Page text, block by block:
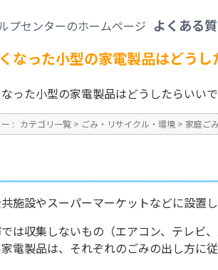
よくある
なった小型の家電製品はどう
った小型の家電製品はどうしたらいい
: カテゴリ一覧 > ごみ・リサイクル・環境 > 家庭ご
施設やスーパーマーケットなどに設置
は収集しないもの（エアコン、テレビ
電製品は、それぞれのごみの出し方に